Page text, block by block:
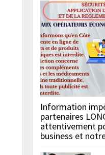
Information
partenaires
attentivement
business et